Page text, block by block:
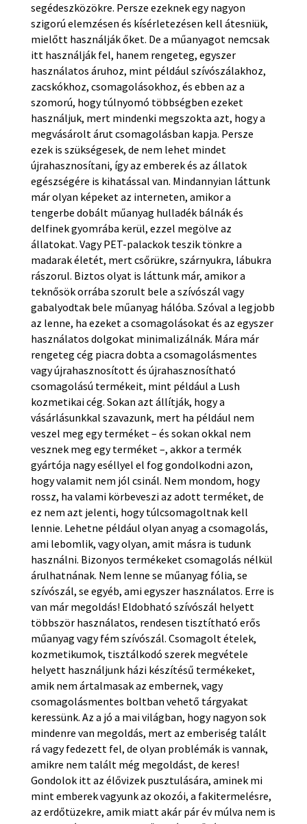
segédeszközökre. Persze ezeknek egy nagyon
szigorú elemzésen és kísérletezésen kell átesniük,
mielőtt használják őket. De a műanyagot nemcsak
itt használják fel, hanem rengeteg, egyszer
használatos áruhoz, mint például szívószálakhoz,
zacskókhoz, csomagolásokhoz, és ebben az a
szomorú, hogy túlnyomó többségben ezeket
használjuk, mert mindenki megszokta azt, hogy a
megvásárolt árut csomagolásban kapja. Persze
ezek is szükségesek, de nem lehet mindet
újrahasznosítani, így az emberek és az állatok
egészségére is kihatással van. Mindannyian láttunk
már olyan képeket az interneten, amikor a
tengerbe dobált műanyag hulladék bálnák és
delfinek gyomrába kerül, ezzel megölve az
állatokat. Vagy PET-palackok teszik tönkre a
madarak életét, mert csőrükre, szárnyukra, lábukra
rászorul. Biztos olyat is láttunk már, amikor a
teknősök orrába szorult bele a szívószál vagy
gabalyodtak bele műanyag hálóba. Szóval a legjobb
az lenne, ha ezeket a csomagolásokat és az egyszer
használatos dolgokat minimalizálnák. Mára már
rengeteg cég piacra dobta a csomagolásmentes
vagy újrahasznosított és újrahasznosítható
csomagolású termékeit, mint például a Lush
kozmetikai cég. Sokan azt állítják, hogy a
vásárlásunkkal szavazunk, mert ha például nem
veszel meg egy terméket – és sokan okkal nem
vesznek meg egy terméket –, akkor a termék
gyártója nagy eséllyel el fog gondolkodni azon,
hogy valamit nem jól csinál. Nem mondom, hogy
rossz, ha valami körbeveszi az adott terméket, de
ez nem azt jelenti, hogy túlcsomagoltnak kell
lennie. Lehetne például olyan anyag a csomagolás,
ami lebomlik, vagy olyan, amit másra is tudunk
használni. Bizonyos termékeket csomagolás nélkül
árulhatnának. Nem lenne se műanyag fólia, se
szívószál, se egyéb, ami egyszer használatos. Erre is
van már megoldás! Eldobható szívószál helyett
többször használatos, rendesen tisztítható erős
műanyag vagy fém szívószál. Csomagolt ételek,
kozmetikumok, tisztálkodó szerek megvétele
helyett használjunk házi készítésű termékeket,
amik nem ártalmasak az embernek, vagy
csomagolásmentes boltban vehető tárgyakat
keressünk. Az a jó a mai világban, hogy nagyon sok
mindenre van megoldás, mert az emberiség talált
rá vagy fedezett fel, de olyan problémák is vannak,
amikre nem talált még megoldást, de keres!
Gondolok itt az élővizek pusztulására, aminek mi
mint emberek vagyunk az okozói, a fakitermelésre,
az erdőtüzekre, amik miatt akár pár év múlva nem is